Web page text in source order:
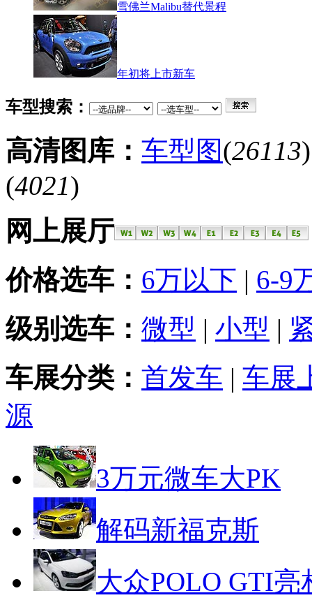
雪佛兰Malibu替代景程
年初将上市新车
车型搜索：
高清图库： 车型图(26113
(4021)
网上展厅
价格选车： 6万以下 | 6-9
级别选车： 微型 | 小型 |
车展分类： 首发车 | 车展
源
3万元微车大PK
解码新福克斯
大众POLO GTI亮